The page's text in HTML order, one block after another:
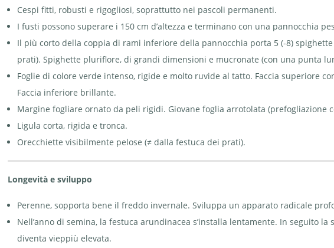
arundinacea.
Orecchiette
pelose | © e-
pics R.Gerbert
arundinacea.
Orecchiette
arundinacea
| © APF
Cespi fitti, robusti e rigogliosi, soprattutto nei pascoli permanenti.
I fusti possono superare i 150 cm d’altezza e terminano con una pannocchia
Il più corto della coppia di rami inferiore della pannocchia porta 5 (-8)
prati). Spighette pluriflore, di grandi dimensioni e mucronate (con una punta
Foglie di colore verde intenso, rigide e molto ruvide al tatto. Faccia superiore
Faccia inferiore brillante.
Margine fogliare ornato da peli rigidi. Giovane foglia arrotolata (prefogliazione
Ligula corta, rigida e tronca.
Orecchiette visibilmente pelose (≠ dalla festuca dei prati).
Longevità e sviluppo
Perenne, sopporta bene il freddo invernale. Sviluppa un apparato radicale
Nell’anno di semina, la festuca arundinacea s’installa lentamente. In seguito la
diventa vieppiù elevata.